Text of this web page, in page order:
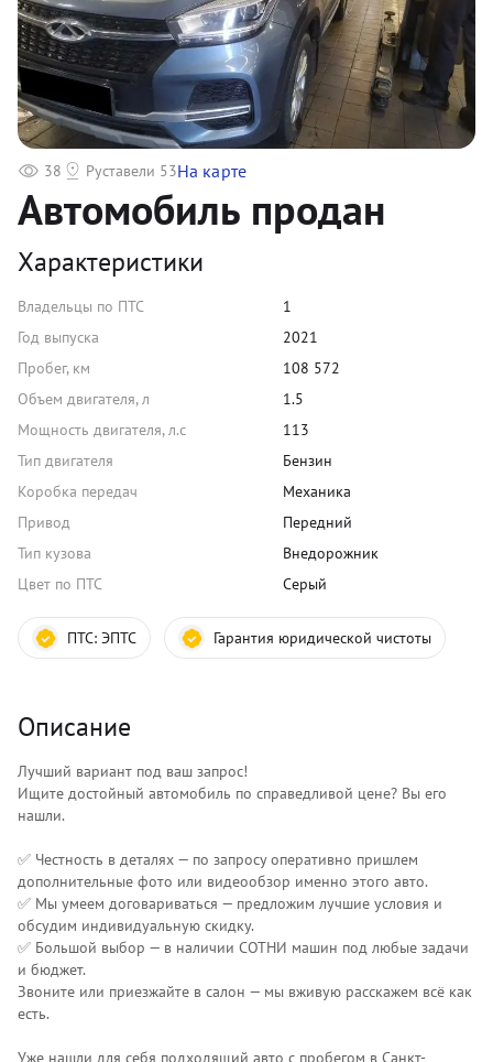
Автомобиль продан
Характеристики
Владельцы по ПТС
1
Год выпуска
2021
Пробег, км
108 572
Объем двигателя, л
1.5
Мощность двигателя, л.с
113
Тип двигателя
Бензин
Коробка передач
Механика
Привод
Передний
Тип кузова
Внедорожник
Цвет по ПТС
Серый
ПТС: ЭПТС Гарантия юридической чистоты
Описание
Лучший вариант под ваш запрос!
Ищите достойный автомобиль по справедливой цене? Вы его
нашли.
✅ Честность в деталях — по запросу оперативно пришлем
дополнительные фото или видеообзор именно этого авто.
✅ Мы умеем договариваться — предложим лучшие условия и
обсудим индивидуальную скидку.
✅ Большой выбор — в наличии СОТНИ машин под любые задачи
и бюджет.
Звоните или приезжайте в салон — мы вживую расскажем всё как
есть.
Уже нашли для себя подходящий авто с пробегом в Санкт-
38 Руставели 53На карте